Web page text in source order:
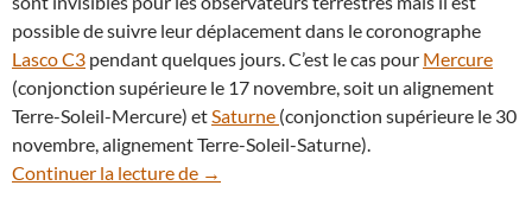
possible de suivre leur déplacement dans le coronographe
Lasco C3 pendant quelques jours. C’est le cas pour Mercure
(conjonction supérieure le 17 novembre, soit un alignement
Terre-Soleil-Mercure) etSaturne (conjonction supérieure le 30
novembre, alignement Terre-Soleil-Saturne).
Continuer la lecture de Deux planètes dans le champ du
→